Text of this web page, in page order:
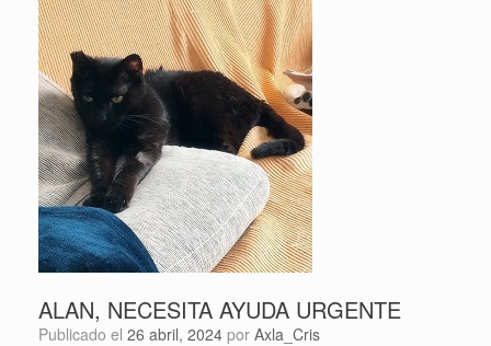
ALAN, NECESITA AYUDA URGENTE
Publicado el 26 abril, 2024 por Axla_Cris